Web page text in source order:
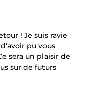
! Je suis ravie
pu vous
sera un plaisir de
sur de futurs